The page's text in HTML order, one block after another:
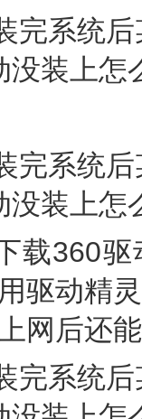
360驱
驱动精
网后还